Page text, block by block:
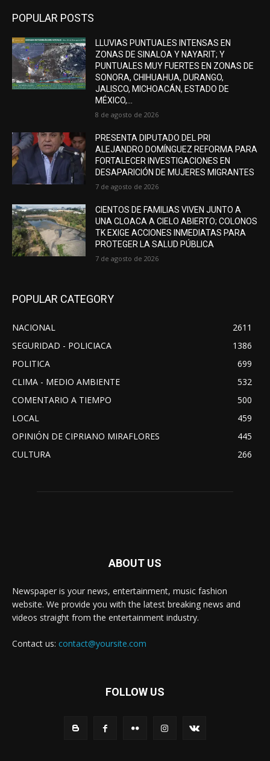
POPULAR POSTS
LLUVIAS PUNTUALES INTENSAS EN
ZONAS DE SINALOA Y NAYARIT; Y
PUNTUALES MUY FUERTES EN ZONAS DE
SONORA, CHIHUAHUA, DURANGO,
JALISCO, MICHOACÁN, ESTADO DE
MÉXICO,...
8 de agosto de 2026
PRESENTA DIPUTADO DEL PRI
ALEJANDRO DOMÍNGUEZ REFORMA PARA
FORTALECER INVESTIGACIONES EN
DESAPARICIÓN DE MUJERES MIGRANTES
7 de agosto de 2026
CIENTOS DE FAMILIAS VIVEN JUNTO A
UNA CLOACA A CIELO ABIERTO; COLONOS
TK EXIGE ACCIONES INMEDIATAS PARA
PROTEGER LA SALUD PÚBLICA
7 de agosto de 2026
POPULAR CATEGORY
NACIONAL
2611
SEGURIDAD - POLICIACA
1386
POLITICA
699
CLIMA - MEDIO AMBIENTE
532
COMENTARIO A TIEMPO
500
LOCAL
459
OPINIÓN DE CIPRIANO MIRAFLORES
445
CULTURA
266
ABOUT US
Newspaper is your news, entertainment, music fashion
website. We provide you with the latest breaking news and
videos straight from the entertainment industry.
Contact us: contact@yoursite.com
FOLLOW US